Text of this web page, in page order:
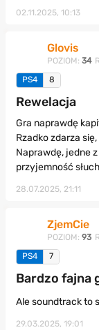
02.11.2025, 10:13
Glovis
POZIOM: 34
PS4 8
Rewelacja
Gra naprawdę
Rzadko zdarza
Naprawdę, jedne
przyjemność
28.07.2025, 21:11
ZjemCie
POZIOM: 93
PS4 7
Bardzo fajna
Ale soundtrack to
29.03.2025, 19:01